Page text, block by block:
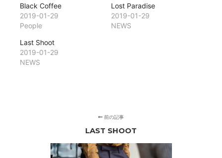
共
有
(新
し
い
ィ
ン
ド
ウ
で
す)
Black Coffee
2019-01-29
People
Lost Paradise
2019-01-29
NEWS
Last Shoot
2019-01-29
NEWS
前の記事
LAST SHOOT